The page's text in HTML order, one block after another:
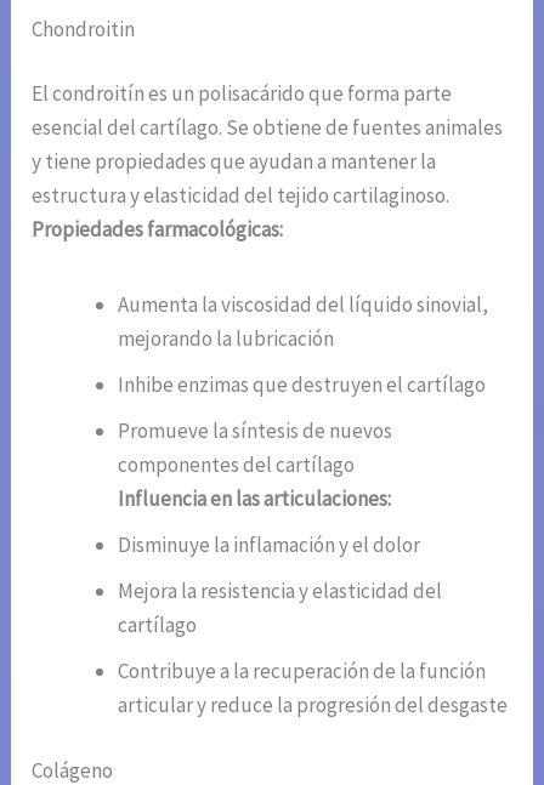
Chondroitin
El condroitín es un polisacárido que forma parte
esencial del cartílago. Se obtiene de fuentes animales
y tiene propiedades que ayudan a mantener la
estructura y elasticidad del tejido cartilaginoso.
Propiedades farmacológicas:
Aumenta la viscosidad del líquido sinovial,
mejorando la lubricación
Inhibe enzimas que destruyen el cartílago
Promueve la síntesis de nuevos
componentes del cartílago
Influencia en las articulaciones:
Disminuye la inflamación y el dolor
Mejora la resistencia y elasticidad del
cartílago
Contribuye a la recuperación de la función
articular y reduce la progresión del desgaste
Colágeno